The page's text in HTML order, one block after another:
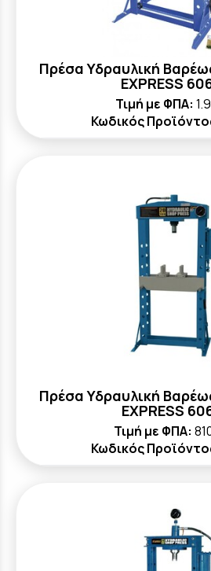
Πρέσα Υδραυλική
EXPRESS
Τιμή με ΦΠΑ:
Κωδικός
Πρέσα Υδραυλική
EXPRESS
Τιμή με ΦΠΑ:
Κωδικός